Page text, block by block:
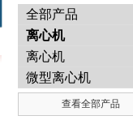
武汉提沃克科技有限公
全部产品
离心机
离心机
微型离心机
查看全部产品